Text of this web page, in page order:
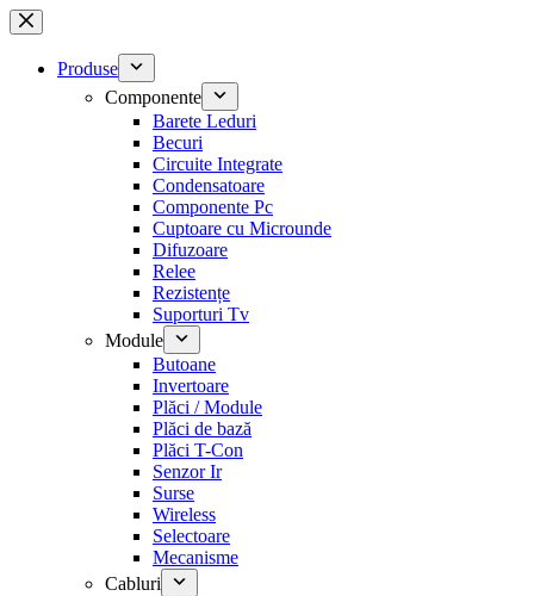
Sari
la
conținutProduse
Componente
Barete Leduri
Becuri
Circuite Integrate
Condensatoare
Componente Pc
Cuptoare cu Microunde
Difuzoare
Relee
Rezistențe
Suporturi Tv
Module
Butoane
Invertoare
Plăci / Module
Plăci de bază
Plăci T-Con
Senzor Ir
Surse
Wireless
Selectoare
Mecanisme
Cabluri